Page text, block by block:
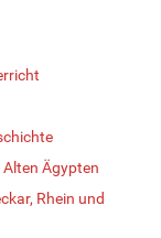
Ägypten
Rhein und